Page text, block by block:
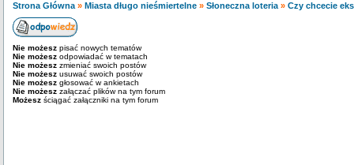
Strona Główna » Miasta długo nieśmiertelne » Słoneczna loteria » Czy chcecie
Nie możesz pisać nowych tematów
Nie możesz odpowiadać w tematach
Nie możesz zmieniać swoich postów
Nie możesz usuwać swoich postów
Nie możesz głosować w ankietach
Nie możesz załączać plików na tym forum
Możesz ściągać załączniki na tym forum